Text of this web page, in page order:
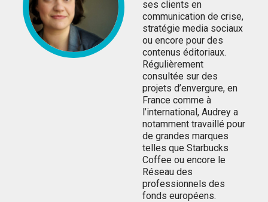
ses clients en
communication de crise,
stratégie media sociaux
ou encore pour des
contenus éditoriaux.
Régulièrement
consultée sur des
projets d’envergure, en
France comme à
l’international, Audrey a
notamment travaillé pour
de grandes marques
telles que Starbucks
Coffee ou encore le
Réseau des
professionnels des
fonds européens.